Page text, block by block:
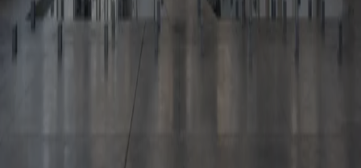
The Global Architecture Platforfm
Direttore Responsabile – Alessandro Valenti